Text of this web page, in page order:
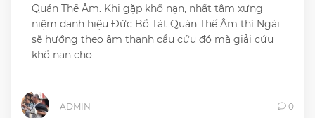
Quán Thế Âm. Khi gặp khổ nạn, nhất tâm xưng
niệm danh hiệu Đức Bồ Tát Quán Thế Âm thì Ngài
sẽ hướng theo âm thanh cầu cứu đó mà giải cứu
khổ nạn cho
ADMIN 0